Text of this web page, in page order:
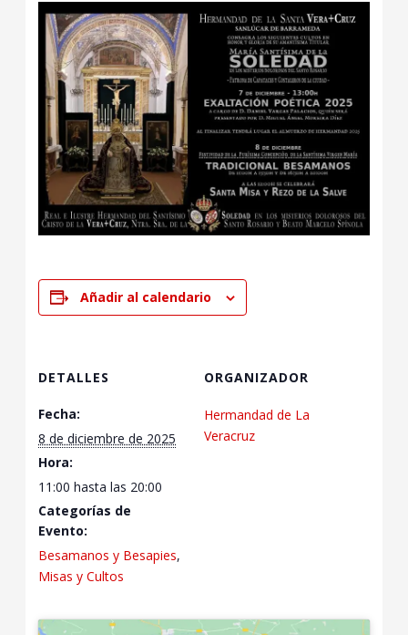
Añadir al calendario
DETALLES
Fecha:
8 de diciembre de 2025
Hora:
11:00 hasta las 20:00
Categorías de
Evento:
Besamanos y Besapies,
Misas y Cultos
ORGANIZADOR
Hermandad de La
Veracruz